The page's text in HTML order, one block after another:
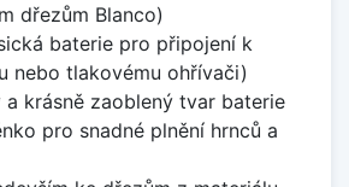
dřezům Blanco)
baterie pro připojení k
nebo tlakovému ohřívači)
a krásně zaoblený tvar baterie
pro snadné plnění hrnců a